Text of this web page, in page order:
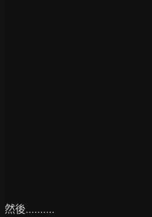
然後..........